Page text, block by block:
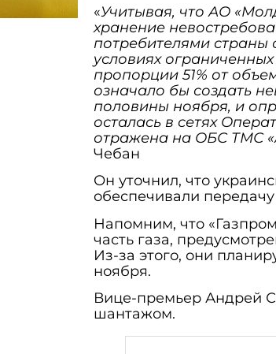
«Учитывая, что АО
хранение
потребителями страны
условиях
пропорции 51% от
означало бы создать
половины ноября, и
осталась в сетях
отражена на ОБС ТМС
Чебан
Он уточнил, что
обеспечивали
Напомним, что
часть газа,
Из-за этого, они
ноября.
Вице-премьер Андрей
шантажом.